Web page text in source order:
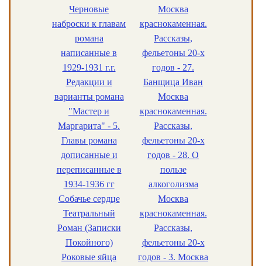
Черновые
наброски к главам
романа
написанные в
1929-1931 г.г.
Редакции и
варианты романа
"Мастер и
Маргарита" - 5.
Главы романа
дописанные и
переписанные в
1934-1936 гг
Собачье сердце
Театральный
Роман (Записки
Покойного)
Роковые яйца
Москва
краснокаменная.
Рассказы,
фельетоны 20-х
годов - 27.
Банщица Иван
Москва
краснокаменная.
Рассказы,
фельетоны 20-х
годов - 28. О
пользе
алкоголизма
Москва
краснокаменная.
Рассказы,
фельетоны 20-х
годов - 3. Москва